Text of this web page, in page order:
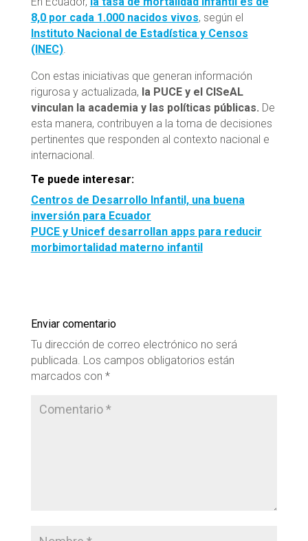
8,0 por cada 1.000 nacidos vivos, según el
Instituto Nacional de Estadística y Censos
(INEC).
Con estas iniciativas que generan información
rigurosa y actualizada, la PUCE y el CISeAL
vinculan la academia y las políticas públicas. De
esta manera, contribuyen a la toma de decisiones
pertinentes que responden al contexto nacional e
internacional.
Te puede interesar:
Centros de Desarrollo Infantil, una buena
inversión para Ecuador
PUCE y Unicef desarrollan apps para reducir
morbimortalidad materno infantil
Enviar comentario
Tu dirección de correo electrónico no será
publicada. Los campos obligatorios están
marcados con *